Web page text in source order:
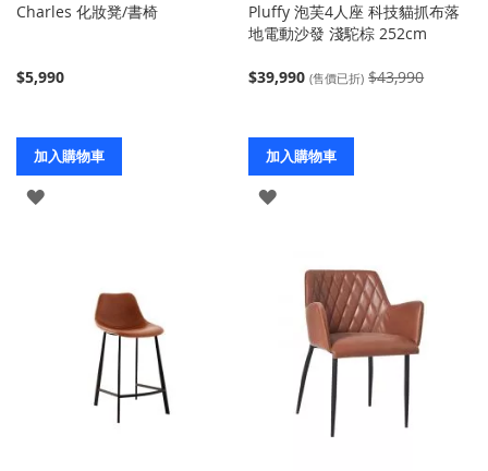
Charles 化妝凳/書椅
$5,990
加入購物車
登
Pluffy 泡芙4人座 科技貓抓布落
地電動沙發 淺駝棕 252cm
$39,990 (售價已折) $43,990
加入購物車
登